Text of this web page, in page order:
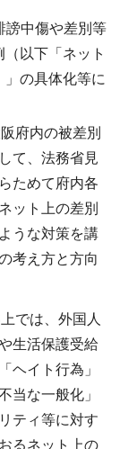
謗中傷や差別等
以下「ネット
」の具体化等に
府内の被差別
て、法務省見
ためて府内各
ット上の差別
うな対策を講
考え方と方向
では、外国人
生活保護受給
ヘイト行為」
当な一般化」
ティ等に対す
るネット上の